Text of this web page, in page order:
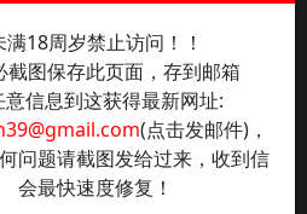
满18周岁禁止访问！！
截图保存此页面，存到邮箱
意信息到这获得最新网址:
(点击发邮件)，
问题请截图发给过来，收到信
会最快速度修复！